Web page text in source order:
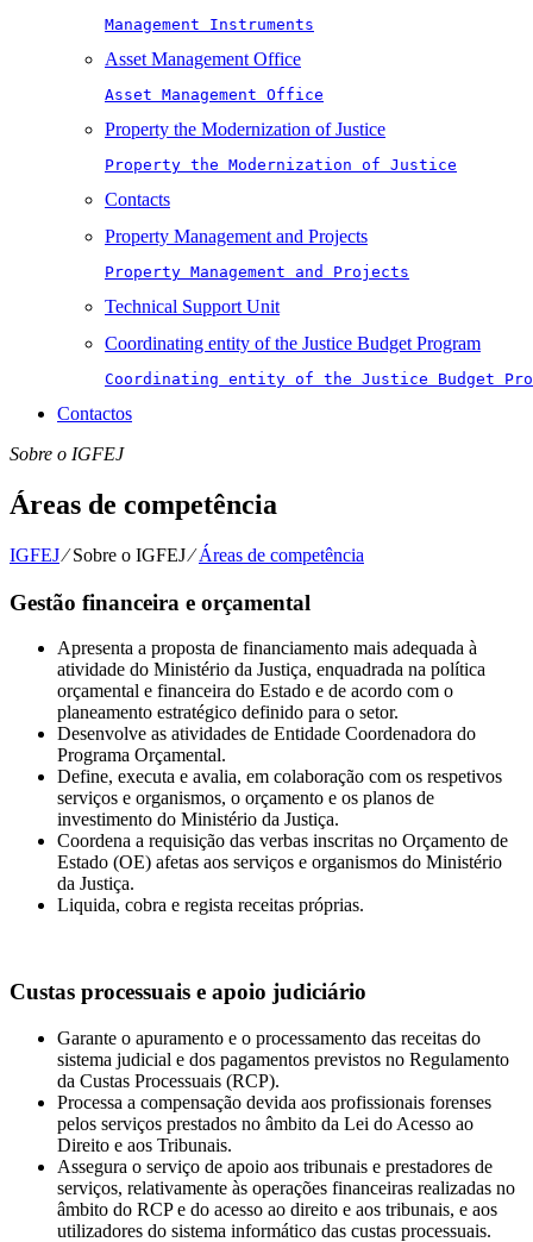
Management Instruments
Asset Management Office
Asset Management Office
Property the Modernization of Justice
Property the Modernization of Justice
Contacts
Property Management and Projects
Property Management and Projects
Technical Support Unit
Coordinating entity of the Justice Budget Program
Coordinating entity of the Justice Budget
Contactos
Sobre o IGFEJ
Áreas de competência
IGFEJ⁄Sobre o IGFEJ⁄Áreas de competência
Gestão financeira e orçamental
Apresenta a proposta de financiamento mais adequada à
atividade do Ministério da Justiça, enquadrada na política
orçamental e financeira do Estado e de acordo com o
planeamento estratégico definido para o setor.
Desenvolve as atividades de Entidade Coordenadora do
Programa Orçamental.
Define, executa e avalia, em colaboração com os respetivos
serviços e organismos, o orçamento e os planos de
investimento do Ministério da Justiça.
Coordena a requisição das verbas inscritas no Orçamento de
Estado (OE) afetas aos serviços e organismos do Ministério
da Justiça.
Liquida, cobra e regista receitas próprias.
Custas processuais e apoio judiciário
Garante o apuramento e o processamento das receitas do
sistema judicial e dos pagamentos previstos no Regulamento
da Custas Processuais (RCP).
Processa a compensação devida aos profissionais forenses
pelos serviços prestados no âmbito da Lei do Acesso ao
Direito e aos Tribunais.
Assegura o serviço de apoio aos tribunais e prestadores de
serviços, relativamente às operações financeiras realizadas no
âmbito do RCP e do acesso ao direito e aos tribunais, e aos
utilizadores do sistema informático das custas processuais.